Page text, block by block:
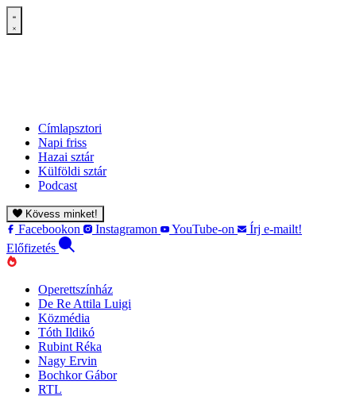
Címlapsztori
Napi friss
Hazai sztár
Külföldi sztár
Podcast
Kövess minket!
Facebookon Instagramon YouTube-on
Írj e-mailt!
Előfizetés
Operettszínház
De Re Attila Luigi
Közmédia
Tóth Ildikó
Rubint Réka
Nagy Ervin
Bochkor Gábor
RTL